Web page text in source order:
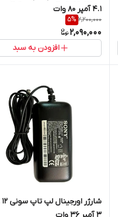
4.1 آمپر 80 وات
2,200,000
5%
2,090,000
افزودن به سبد
3 آمپر 36 وات